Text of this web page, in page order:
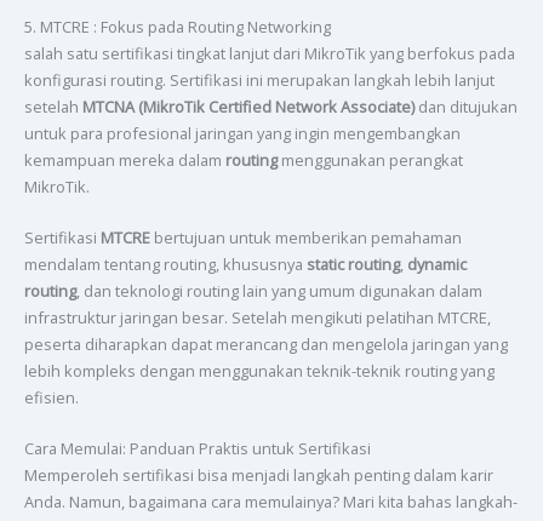
5. MTCRE : Fokus pada Routing Networking
salah satu sertifikasi tingkat lanjut dari MikroTik yang berfokus pada
konfigurasi routing. Sertifikasi ini merupakan langkah lebih lanjut
setelah MTCNA (MikroTik Certified Network Associate)dan ditujukan
untuk para profesional jaringan yang ingin mengembangkan
kemampuan mereka dalam routingmenggunakan perangkat
MikroTik.
Sertifikasi MTCREbertujuan untuk memberikan pemahaman
mendalam tentang routing, khususnya static routing, dynamic
routing, dan teknologi routing lain yang umum digunakan dalam
infrastruktur jaringan besar. Setelah mengikuti pelatihan MTCRE,
peserta diharapkan dapat merancang dan mengelola jaringan yang
lebih kompleks dengan menggunakan teknik-teknik routing yang
efisien.
Cara Memulai: Panduan Praktis untuk Sertifikasi
Memperoleh sertifikasi bisa menjadi langkah penting dalam karir
Anda. Namun, bagaimana cara memulainya? Mari kita bahas langkah-